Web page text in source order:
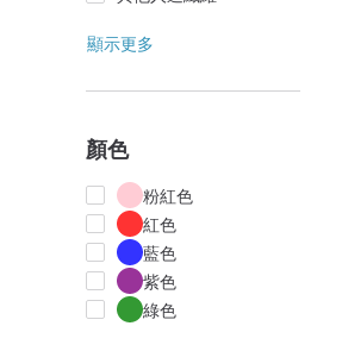
顯示更多
顏色
粉紅色
紅色
藍色
紫色
綠色